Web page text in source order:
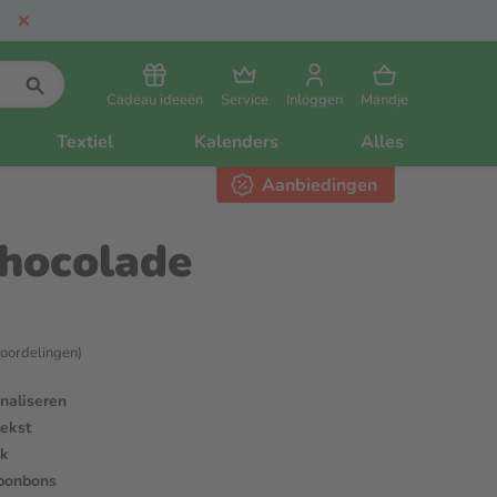
Cadeau ideeën Service Inloggen Mandje
Textiel Kalenders
Alles
Aanbiedingen